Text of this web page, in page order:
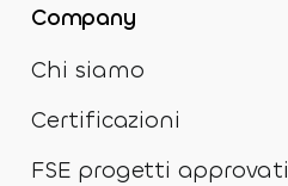
Company
Chi siamo
Certificazioni
FSE progetti approvati